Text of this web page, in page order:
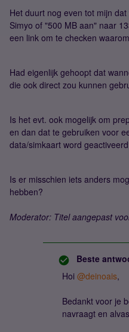
Het duurt nog even tot mijn
Simyo of "500 MB aan" naar
een link om te checken
Had eigenlijk gehoopt dat
die ook direct zou kunnen
Is het evt. ook mogelijk om
en dan dat te gebruiken voor
data/simkaart word
Is er misschien iets anders
hebben?
Moderator: Titel aangepast
Beste
Hoi ​ @deinoais,
Bedankt voor je
navraagt en